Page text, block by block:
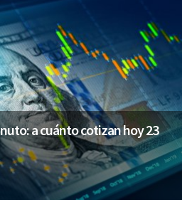
a cuánto cotizan hoy 23